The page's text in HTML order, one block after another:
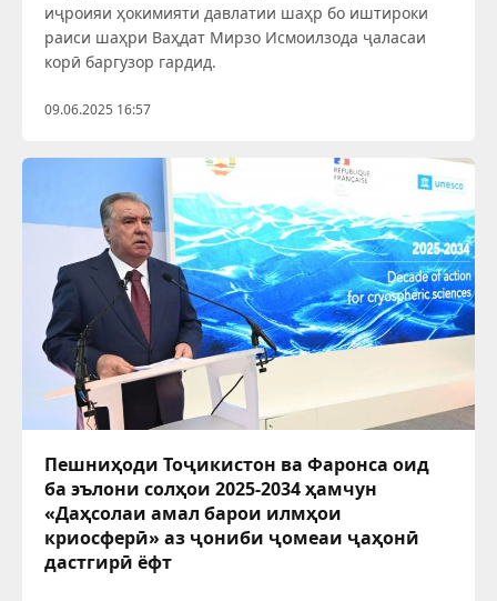
иҷроияи ҳокимияти давлатии шаҳр бо иштироки
раиси шаҳри Ваҳдат Мирзо Исмоилзода ҷаласаи
корӣ баргузор гардид.
09.06.2025 16:57
Пешниҳоди Тоҷикистон ва Фаронса оид
ба эълони солҳои 2025-2034 ҳамчун
«Даҳсолаи амал барои илмҳои
криосферӣ» аз ҷониби ҷомеаи ҷаҳонӣ
дастгирӣ ёфт